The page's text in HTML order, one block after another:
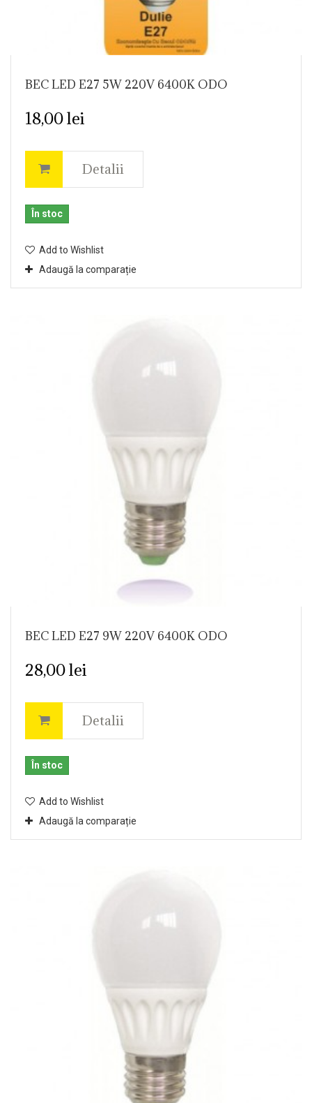
BEC LED E27 5W 220V 6400K ODO
18,00 lei
Detalii
În stoc
Add to Wishlist
Adaugă la comparație
BEC LED E27 9W 220V 6400K ODO
28,00 lei
Detalii
În stoc
Add to Wishlist
Adaugă la comparație